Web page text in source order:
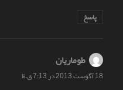
پاسخ
طوماریان
18 آگوست 2013 در 7:13 ق.ظ